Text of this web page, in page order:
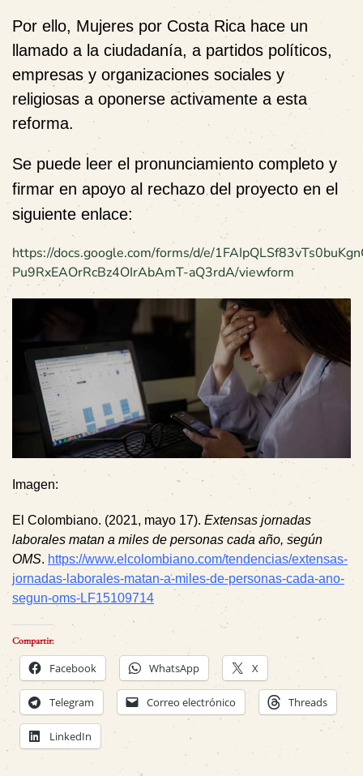
Por ello, Mujeres por Costa Rica hace un
llamado a la ciudadanía, a partidos políticos,
empresas y organizaciones sociales y
religiosas a oponerse activamente a esta
reforma.
Se puede leer el pronunciamiento completo y
firmar en apoyo al rechazo del proyecto en el
siguiente enlace:
https://docs.google.com/forms/d/e/
Pu9RxEAOrRcBz4OIrAbAmT-aQ3rdA/viewform
Imagen:
El Colombiano. (2021, mayo 17). Extensas jornadas
laborales matan a miles de personas cada año, según
OMS. https://www.elcolombiano.com/tendencias/extensas-
jornadas-laborales-matan-a-miles-de-personas-cada-ano-
segun-oms-LF15109714
Compartir:
Facebook WhatsApp X
Telegram Correo electrónico Threads
LinkedIn